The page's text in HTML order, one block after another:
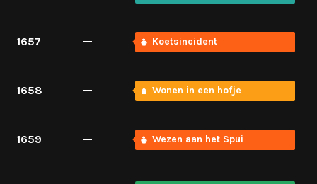
1657 Koetsincident
1658 Wonen in een hofje
1659 Wezen aan het Spui